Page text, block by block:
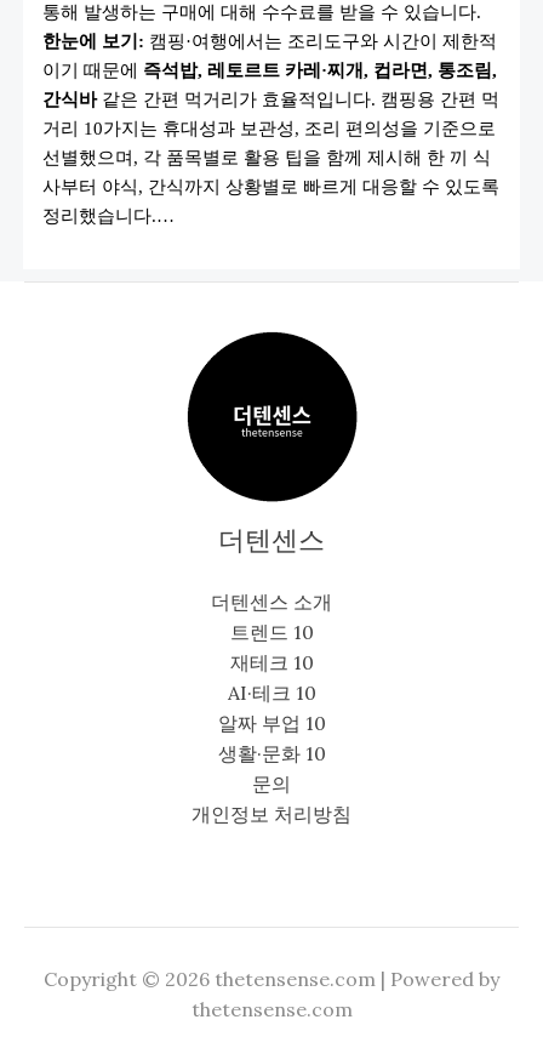
고
민
끝!
캠
핑
용
간
편
먹
거
리
10
가
르
통해 발생하는 구매에 대해 수수료를 받을 수 있습니다.
한눈에 보기: 캠핑·여행에서는 조리도구와 시간이 제한적
이기 때문에 즉석밥, 레토르트 카레·찌개, 컵라면, 통조림,
간식바같은 간편 먹거리가 효율적입니다. 캠핑용 간편 먹
거리 10가지는 휴대성과 보관성, 조리 편의성을 기준으로
선별했으며, 각 품목별로 활용 팁을 함께 제시해 한 끼 식
사부터 야식, 간식까지 상황별로 빠르게 대응할 수 있도록
정리했습니다.…
더텐센스
더텐센스 소개
트렌드 10
재테크 10
AI·테크 10
알짜 부업 10
생활·문화 10
문의
개인정보 처리방침
Copyright © 2026 thetensense.com | Powered by
thetensense.com